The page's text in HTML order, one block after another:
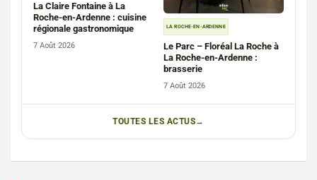
La Claire Fontaine à La
Roche-en-Ardenne : cuisine
régionale gastronomique
7 Août 2026
LA ROCHE-EN-ARDENNE
Le Parc – Floréal La Roche à
La Roche-en-Ardenne :
brasserie
7 Août 2026
TOUTES LES ACTUS